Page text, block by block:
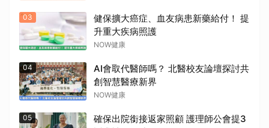
03
健保擴大癌症、血友病患新藥給付！ 提
升重大疾病照護
NOW健康
04
AI會取代醫師嗎？ 北醫校友論壇探討共
創智慧醫療新界
NOW健康
05
確保出院銜接返家照顧 護理師公會提3